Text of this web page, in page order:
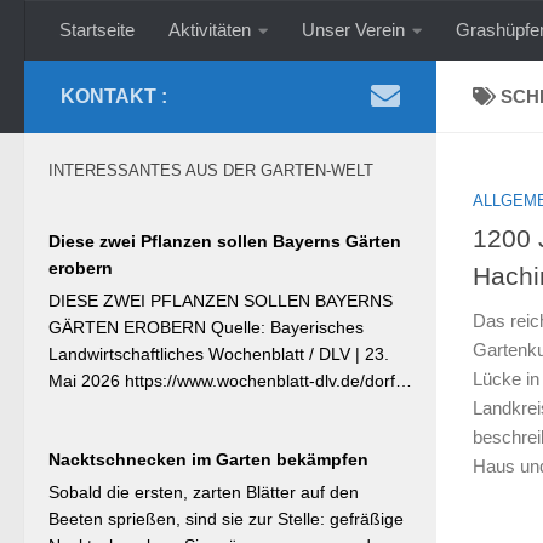
Zum Inhalt springen
Startseite Aktivitäten Unser Verein
1200
Das
Lücke
Haus
KONTAKT :
INTERESSANTES AUS DER GARTEN-WELT
Diese zwei Pflanzen sollen Bayerns Gärten
erobern
DIESE ZWEI PFLANZEN SOLLEN BAYERNS
GÄRTEN EROBERN Quelle: Bayerisches
Landwirtschaftliches Wochenblatt / DLV | 23.
Mai 2026 https://www.wochenblatt-dlv.de/dorf-
Bayerische Pflanze des Jahres 2026 wurde die
Calibrachoa ‚Feenstaub‘ gekürt — eine
Hängeglöckchen-Sorte mit pink-rosa
Nacktschnecken im Garten bekämpfen
Sobald die ersten, zarten Blätter auf den
Beeten sprießen, sind sie zur Stelle: gefräßige